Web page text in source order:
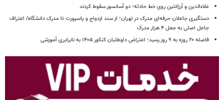
علاءالدین و آرژانتین روی خط حادثه؛ دو آسانسور سقوط کردند
دستگیری جاعلان حرفه‌ای مدرک در تهران؛ از سند ازدواج و پاسپورت تا مدرک دانشگاه/ اعتراف
جاعل اصلی به جعل ۴ هزار مدرک
فاصله ۲۰ روزه به ۹ روز رسید؛ اعتراض داوطلبان کنکور ۱۴۰۵ به نابرابری آموزشی